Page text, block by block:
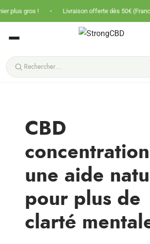
gros ! • Livraison offerte dès 50€ (France) et
CBD
une aide
pour plus de
clarté